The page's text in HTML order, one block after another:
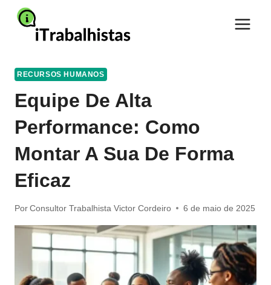
Pular
para
RECURSOS HUMANOS
Equipe De Alta
Performance: Como
Montar A Sua De Forma
Eficaz
Por Consultor Trabalhista Victor Cordeiro 6 de maio de 2025